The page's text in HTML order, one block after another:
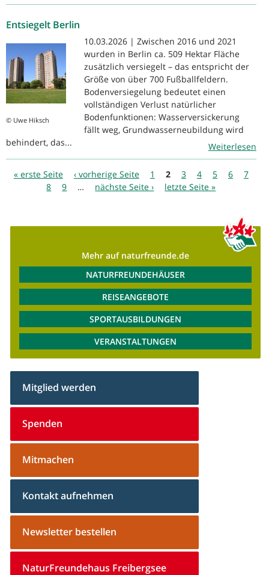
Entsiegelt Berlin
© Uwe Hiksch
10.03.2026 | Zwischen 2016 und 2021
wurden in Berlin ca. 509 Hektar Fläche
zusätzlich versiegelt – das entspricht der
Größe von über 700 Fußballfeldern.
Bodenversiegelung bedeutet einen
vollständigen Verlust natürlicher
Bodenfunktionen: Wasserversickerung
fällt weg, Grundwasserneubildung wird
behindert, das...
Weiterlesen
Seiten
« erste Seite ‹ vorherige Seite 1 2 3 4 5 6
7
8
9 … nächste Seite › letzte Seite »
Mehr auf naturfreunde.de
NATURFREUNDEHÄUSER
REISEANGEBOTE
SPORTAUSBILDUNGEN
VERANSTALTUNGEN
Mitglied werden
Spenden
Mitmachen
Kontakt aufnehmen
Newsletter bestellen
NaturFreundehaus Freibergsee